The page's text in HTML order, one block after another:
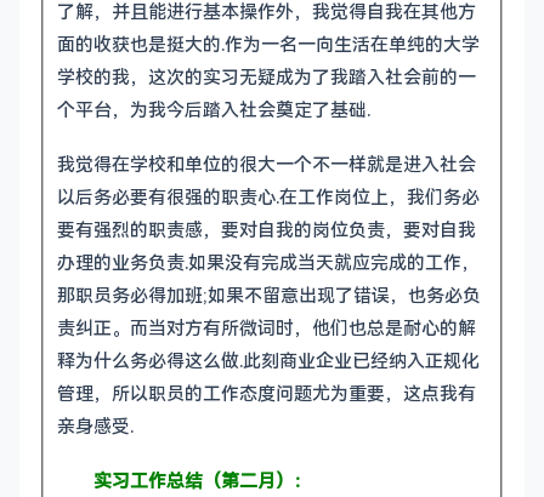
了解，并且能进行基本操作外，我觉得自我在其他方
面的收获也是挺大的.作为一名一向生活在单纯的大学
学校的我，这次的实习无疑成为了我踏入社会前的一
个平台，为我今后踏入社会奠定了基础.
我觉得在学校和单位的很大一个不一样就是进入社会
以后务必要有很强的职责心.在工作岗位上，我们务必
要有强烈的职责感，要对自我的岗位负责，要对自我
办理的业务负责.如果没有完成当天就应完成的工作，
那职员务必得加班;如果不留意出现了错误，也务必负
责纠正。而当对方有所微词时，他们也总是耐心的解
释为什么务必得这么做.此刻商业企业已经纳入正规化
管理，所以职员的工作态度问题尤为重要，这点我有
亲身感受.
实习工作总结（第二月）：